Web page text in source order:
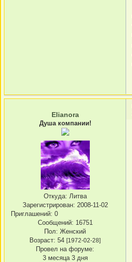
Elianora
Душа компании!
Откуда: Литва
Зарегистрирован: 2008-11-02
Приглашений: 0
Сообщений: 16751
Пол: Женский
Возраст: 54 [1972-02-28]
Провел на форуме:
3 месяца 3 дня